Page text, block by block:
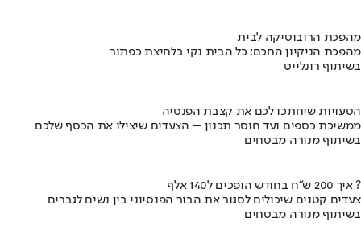
מהפכת הרובוטיקה לבית
מהפכת הניקיון החכם: כל הבית נקי בלחיצת כפתור
בשיתוף רונלייט
הטעויות שיחתכו לכם את קצבת הפנסיה
ממשיכת כספים ועד חוסר תכנון – הצעדים שיצילו את הכסף שלכם
בשיתוף מנורה מבטחים
איך 200 ש"ח בחודש הופכים ל140 אלף ?
צעדים קטנים שיכולים לסגור את הבור הפנסיוני בין נשים לגברים
בשיתוף מנורה מבטחים